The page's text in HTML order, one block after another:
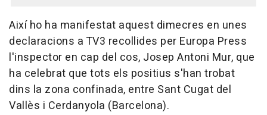
Així ho ha manifestat aquest dimecres en unes
declaracions a TV3 recollides per Europa Press
l'inspector en cap del cos, Josep Antoni Mur, que
ha celebrat que tots els positius s'han trobat
dins la zona confinada, entre Sant Cugat del
Vallès i Cerdanyola (Barcelona).